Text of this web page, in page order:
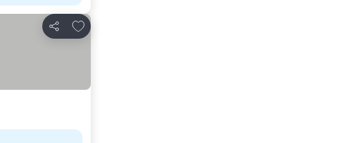
Partilhar
Adicionar aos favoritos